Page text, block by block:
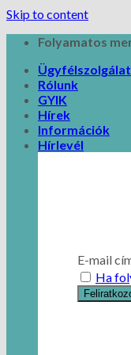
Skip to content
Folyamatos
Ügyfélszolgálat
Rólunk
GYIK
Hírek
Információk
Hírlevél
E-mail
Ha